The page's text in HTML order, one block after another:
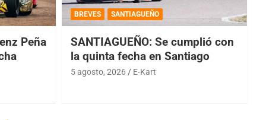
Peña
BREVES SANTIAGUEÑO
SANTIAGUEÑO: Se cumplió con
la quinta fecha en Santiago
5 agosto, 2026 E-Kart
08/09-AGO
IAME SERIES ARGENTINA 6
Ramiro Tot (Asfalto)